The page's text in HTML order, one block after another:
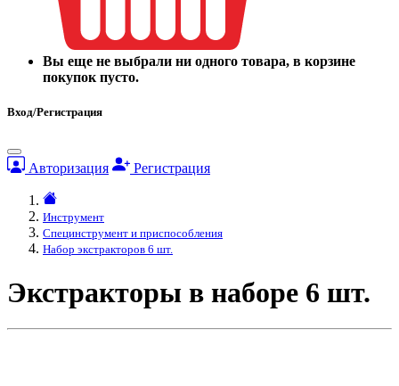
Вы еще не выбрали ни одного товара, в корзине
покупок пусто.
Вход/Регистрация
Авторизация Регистрация
Инструмент
Специнструмент и приспособления
Набор экстракторов 6 шт.
Экстракторы в наборе 6 шт.